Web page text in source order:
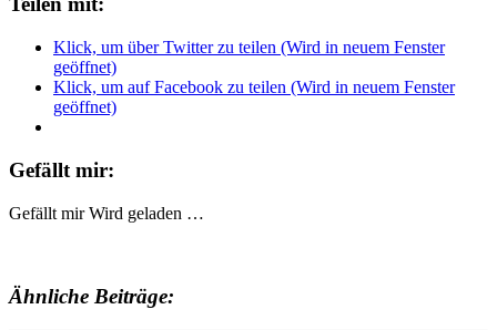
Klick, um über Twitter zu teilen (Wird in neuem Fenster
geöffnet)
Klick, um auf Facebook zu teilen (Wird in neuem Fenster
geöffnet)
Gefällt mir:
Gefällt mir Wird geladen …
Ähnliche Beiträge: